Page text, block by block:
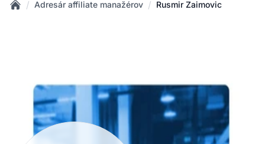
/ Adresár affiliate manažérov / Rusmir Zaimovic